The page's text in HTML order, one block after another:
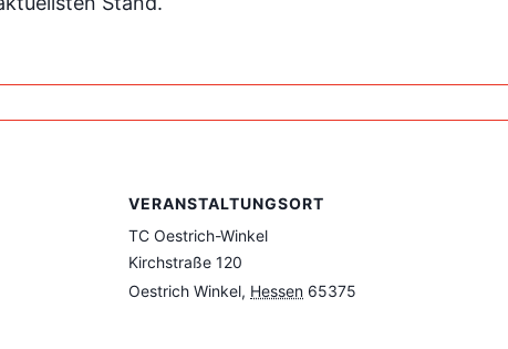
VERANSTALTUNGSORT
TC Oestrich-Winkel
Kirchstraße 120
Oestrich Winkel, Hessen 65375